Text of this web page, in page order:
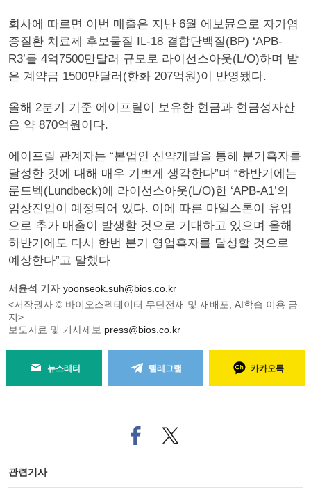
회사에 따르면 이번 매출은 지난 6월 에보뮨으로 자가염
증질환 치료제 후보물질 IL-18 결합단백질(BP) ‘APB-
R3’를 4억7500만달러 규모로 라이선스아웃(L/O)하며 받
은 계약금 1500만달러(한화 207억원)이 반영됐다.
올해 2분기 기준 에이프릴이 보유한 현금과 현금성자산
은 약 870억원이다.
에이프릴 관계자는 “본업인 신약개발을 통해 분기흑자를
달성한 것에 대해 매우 기쁘게 생각한다”며 “하반기에는
룬드벡(Lundbeck)에 라이선스아웃(L/O)한 ‘APB-A1’의
임상진입이 예정되어 있다. 이에 따른 마일스톤이 유입
으로 추가 매출이 발생할 것으로 기대하고 있으며 올해
하반기에도 다시 한번 분기 영업흑자를 달성할 것으로
예상한다”고 말했다
서윤석 기자 yoonseok.suh@bios.co.kr
<저작권자 © 바이오스펙테이터 무단전재 및 재배포, AI학습 이용 금
지>
보도자료 및 기사제보 press@bios.co.kr
뉴스레터 텔레그램 카카오톡
페
이
트위
터로
관련기사